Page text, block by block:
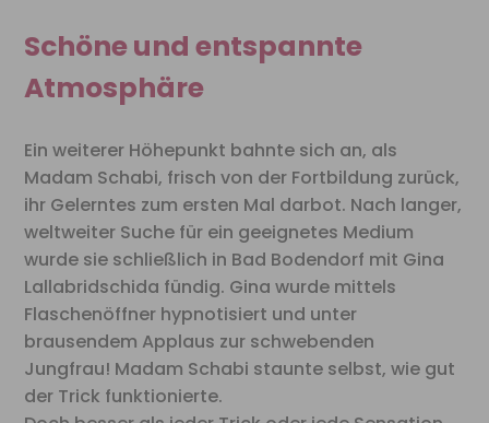
Schöne und entspannte
Atmosphäre
Ein weiterer Höhepunkt bahnte sich an, als
Madam Schabi, frisch von der Fortbildung zurück,
ihr Gelerntes zum ersten Mal darbot. Nach langer,
weltweiter Suche für ein geeignetes Medium
wurde sie schließlich in Bad Bodendorf mit Gina
Lallabridschida fündig. Gina wurde mittels
Flaschenöffner hypnotisiert und unter
brausendem Applaus zur schwebenden
Jungfrau! Madam Schabi staunte selbst, wie gut
der Trick funktionierte.